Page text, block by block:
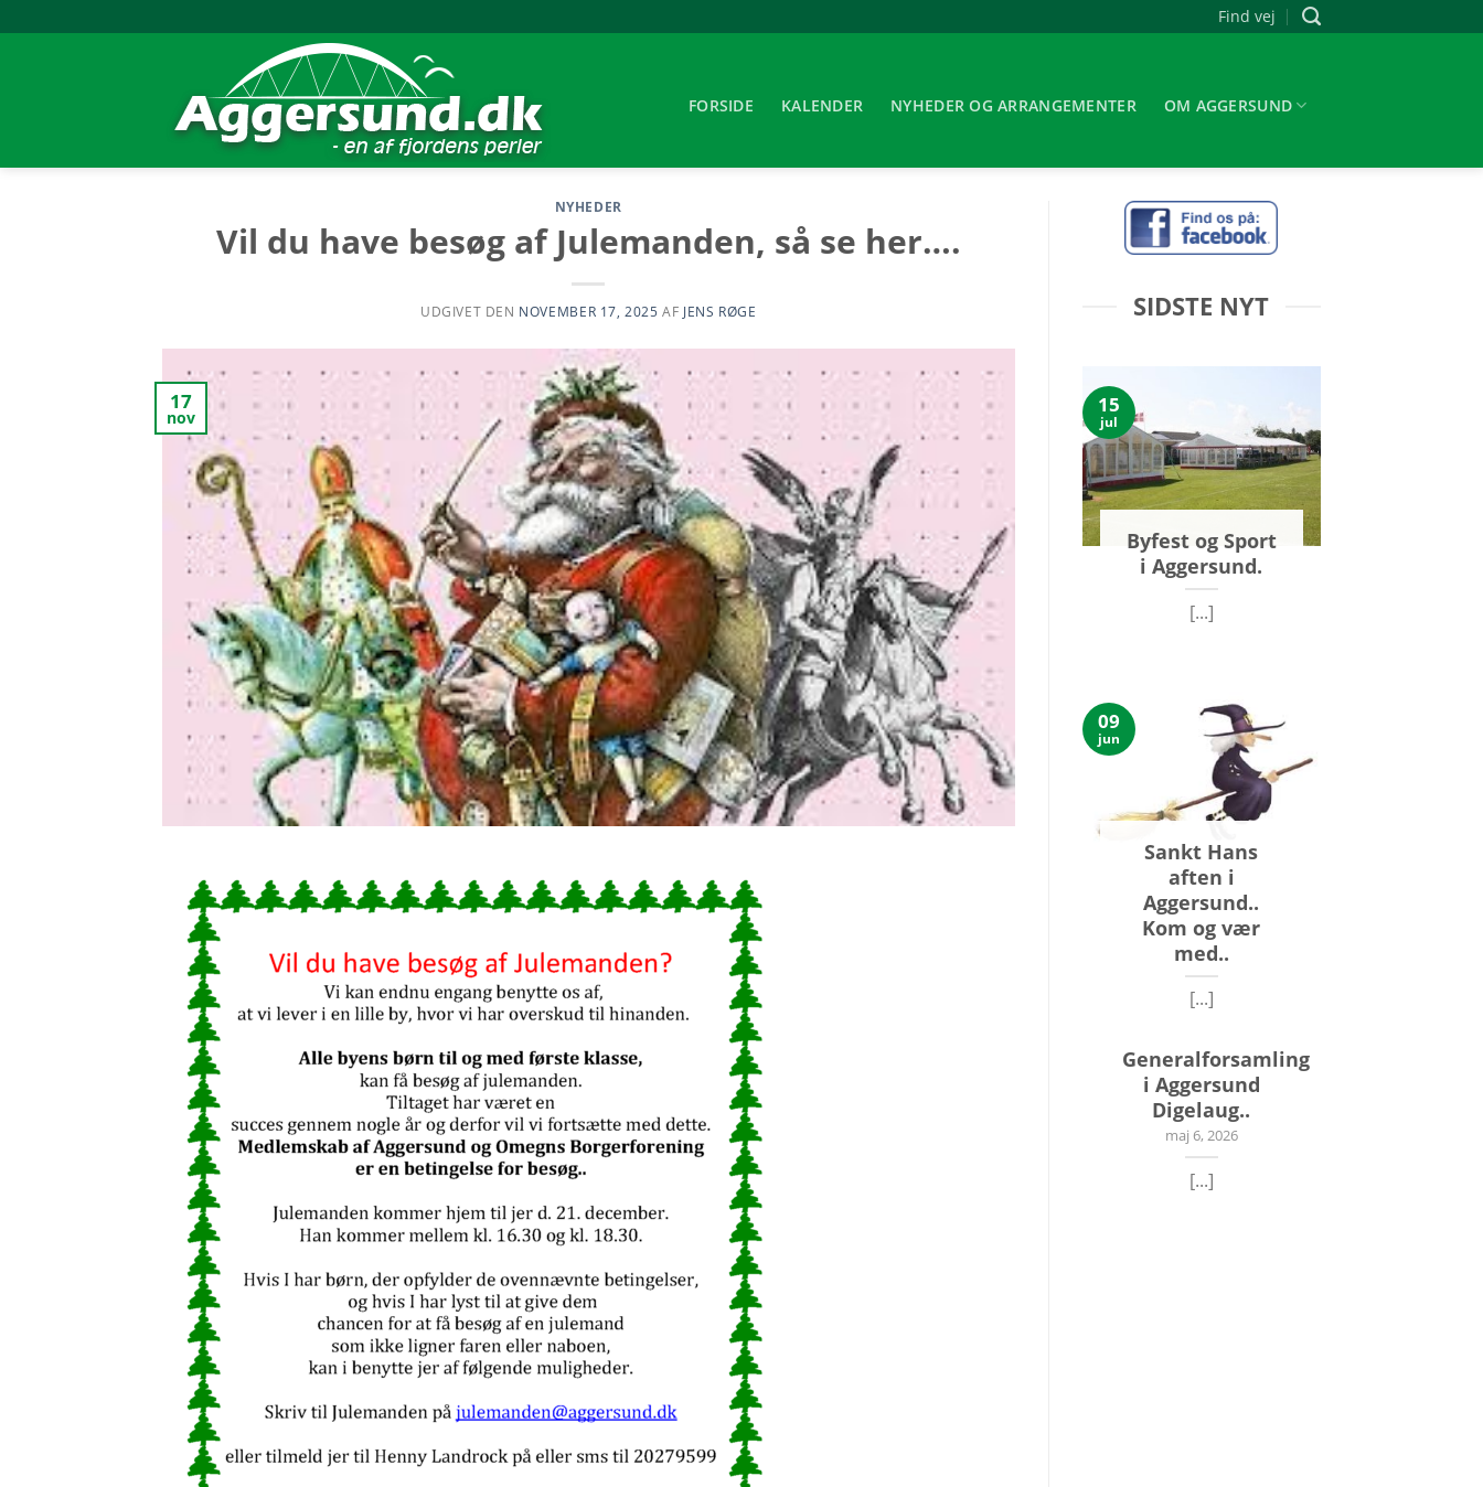
Find vej
FORSIDE KALENDER NYHEDER OG ARRANGEMENTER OM AGGERSUND
NYHEDER
Vil du have besøg af Julemanden, så se her….
UDGIVET DEN NOVEMBER 17, 2025 AF JENS RØGE
17
nov
SIDSTE NYT
Byfest og Sport
i Aggersund.
[...]
15
jul
Sankt Hans
aften i
Aggersund..
Kom og vær
med..
[...]
09
jun
Generalforsamling
i Aggersund
Digelaug..
maj 6, 2026
[...]